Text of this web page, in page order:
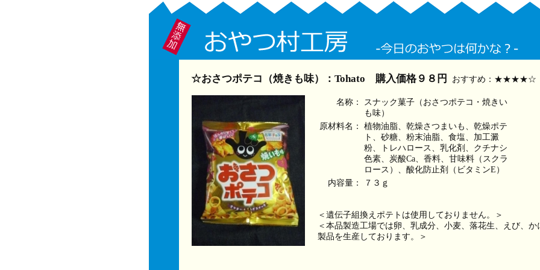
☆おさつポテコ（焼きも味）：Tohato 購入価格９８円 おすすめ：★★★★☆
名称：
スナック菓子（おさつポテコ・焼きい
も味）
原材料名：
植物油脂、乾燥さつまいも、乾燥ポテ
ト、砂糖、粉末油脂、食塩、加工澱
粉、トレハロース、乳化剤、クチナシ
色素、炭酸Ca、香料、甘味料（スクラ
ロース）、酸化防止剤（ビタミンE）
内容量：
７３ｇ
＜遺伝子組換えポテトは使用しておりません。＞
＜本品製造工場では卵、乳成分、小麦、落花生、えび、か
製品を生産しております。＞